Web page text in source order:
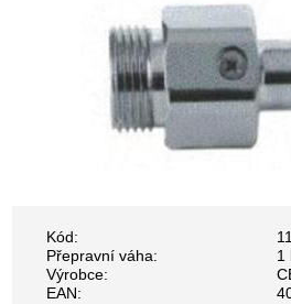
Kód:
Přepravní váha:
1
Výrobce:
EAN: